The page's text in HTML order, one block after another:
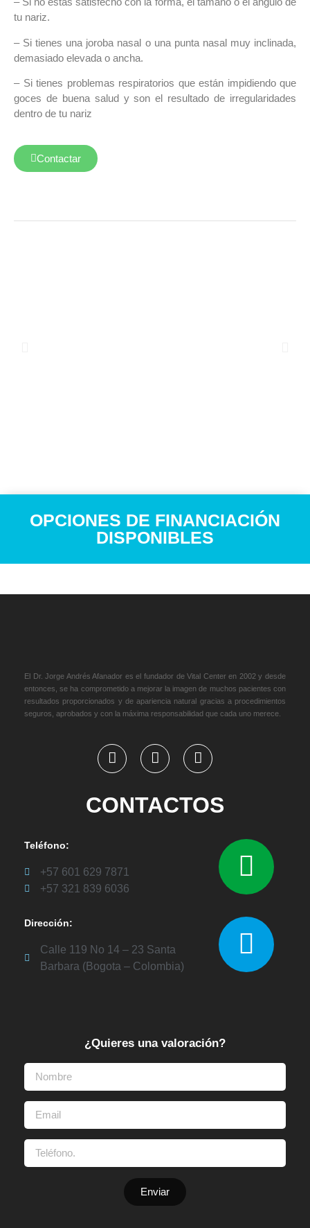
tu nariz.
– Si tienes una joroba nasal o una punta nasal muy inclinada,
demasiado elevada o ancha.
– Si tienes problemas respiratorios que están impidiendo que
goces de buena salud y son el resultado de irregularidades
dentro de tu nariz
Contactar
OPCIONES DE FINANCIACIÓN
DISPONIBLES
El Dr. Jorge Andrés Afanador es el fundador de Vital Center en 2002 y desde
entonces, se ha comprometido a mejorar la imagen de muchos pacientes con
resultados proporcionados y de apariencia natural gracias a procedimientos
seguros, aprobados y con la máxima responsabilidad que cada uno merece.
CONTACTOS
Teléfono:
+57 601 629 7871
+57 321 839 6036
Dirección:
Calle 119 No 14 – 23 Santa
Barbara (Bogota – Colombia)
¿Quieres una valoración?
Enviar